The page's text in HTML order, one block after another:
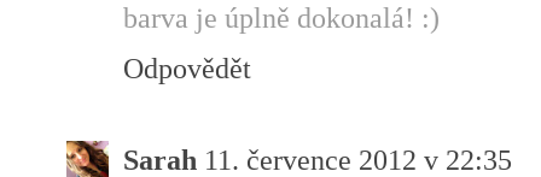
barva je úplně dokonalá! :)
Odpovědět
Sarah 11. července 2012 v 22:35